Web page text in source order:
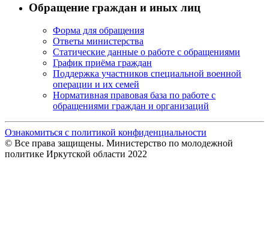
Обращение граждан и иных лиц
Форма для обращения
Ответы министерства
Статические данные о работе с обращениями
График приёма граждан
Поддержка участников специальной военной
операции и их семей
Нормативная правовая база по работе с
обращениями граждан и организаций
Ознакомиться с политикой конфиденциальности
© Все права защищены. Министерство по молодежной
политике Иркутской области 2022